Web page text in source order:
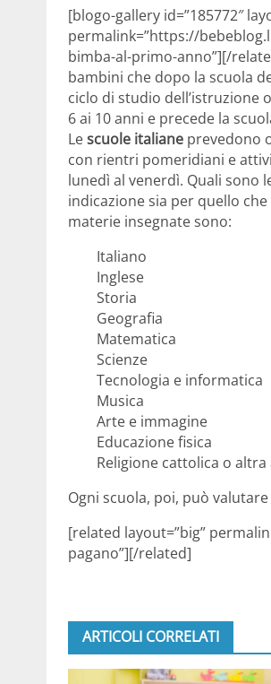
[blogo-gallery id=”185772″
permalink=”https://
bimba-al-primo-anno”][/
bambini che dopo la scuola
ciclo di studio dell’istruzione
6 ai 10 anni e precede la
Lescuole italiane prevedono
con rientri pomeridiani e
lunedì al venerdì. Quali sono
indicazione sia per quello
materie insegnate sono:
Italiano
Inglese
Storia
Geografia
Matematica
Scienze
Tecnologia e informatica
Musica
Arte e immagine
Educazione fisica
Religione cattolica o
Ogni scuola, poi, può
[related layout=”big”
pagano”][/related]
ARTICOLI CORRELATI